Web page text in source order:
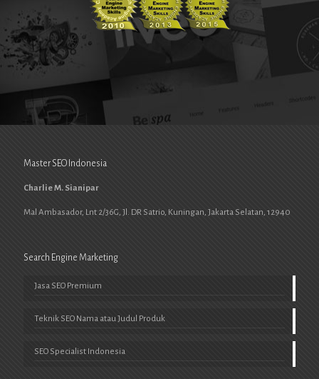
Master SEO Indonesia
Charlie M. Sianipar
Mal Ambasador, Lnt 2/36G, Jl. DR Satrio, Kuningan, Jakarta Selatan, 12940
Search Engine Marketing
Jasa SEO Premium
Teknik SEO Nama atau Judul Produk
SEO Specialist Indonesia